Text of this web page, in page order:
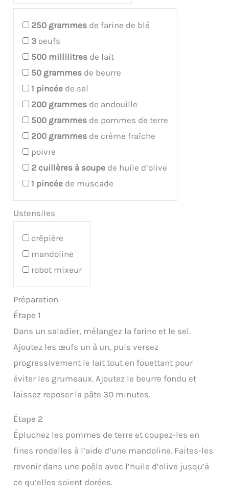
250 grammes de farine de blé
3 oeufs
500 millilitres de lait
50 grammes de beurre
1 pincée de sel
200 grammes de andouille
500 grammes de pommes de terre
200 grammes de crème fraîche
poivre
2 cuillères à soupe de huile d’olive
1 pincée de muscade
Ustensiles
crêpière
mandoline
robot mixeur
Préparation
Étape 1
Dans un saladier, mélangez la farine et le sel.
Ajoutez les œufs un à un, puis versez
progressivement le lait tout en fouettant pour
éviter les grumeaux. Ajoutez le beurre fondu et
laissez reposer la pâte 30 minutes.
Étape 2
Épluchez les pommes de terre et coupez-les en
fines rondelles à l’aide d’une mandoline. Faites-les
revenir dans une poêle avec l’huile d’olive jusqu’à
ce qu’elles soient dorées.